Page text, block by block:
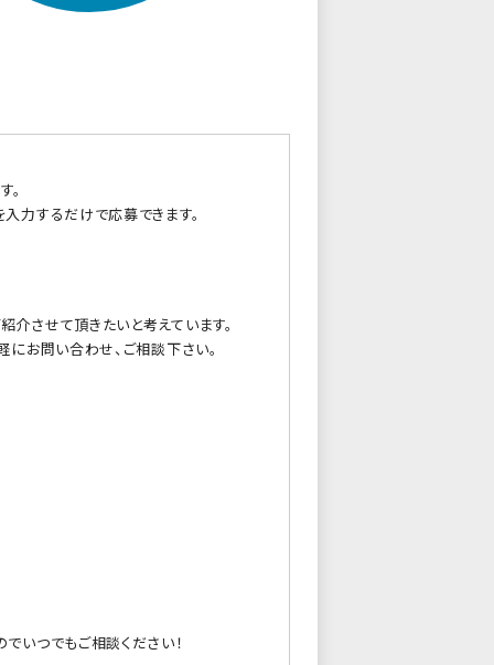
。
力するだけで応募できます。
させて頂きたいと考えています。
お問い合わせ、ご相談下さい。
いつでもご相談ください！